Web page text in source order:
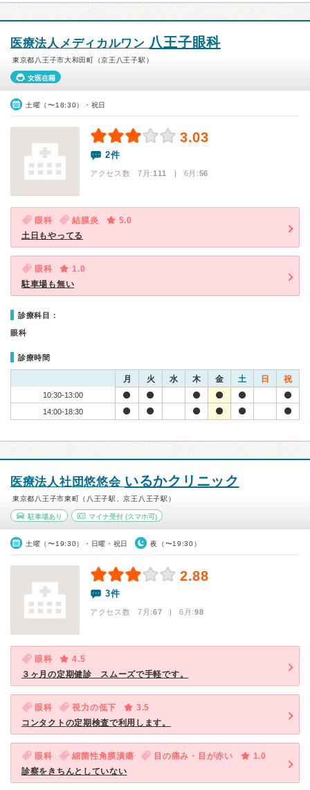
医療法人メディカルワン 八王子眼科
東京都八王子市大和田町（京王八王子駅）
女医在籍
土曜（〜18:30）・祝日
3.03
2件
アクセス数 7月:111 | 6月:56
眼科 結膜炎
5.0
土日もやってる
眼科
1.0
駐車場も無い
診療科目：
眼科
診療時間
月 火 水 木 金 土 日 祝
10:30-13:00
14:00-18:30
医療法人社団悠悠会 いるかクリニック
東京都八王子市東町（八王子駅、京王八王子駅）
駐車場あり マイナ受付(スマホ可)
土曜（〜19:30）・日曜・祝日 夜（〜19:30）
2.88
3件
アクセス数 7月:67 | 6月:98
眼科
4.5
３ヶ月の定期健診 スムーズで手軽です。
眼科 視力の低下
3.5
コンタクトの定期検査で利用します。
眼科 細菌性角膜潰瘍 目の痛み・目が赤い
1.0
診察をきちんとしていない